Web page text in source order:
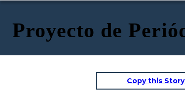
Proyecto de
Copy this